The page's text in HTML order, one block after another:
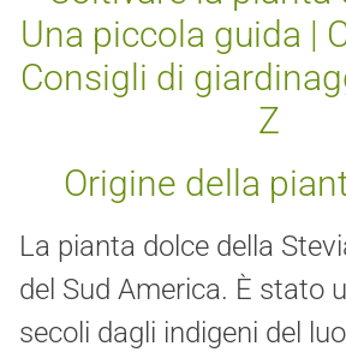
Una piccola guida |
Consigli di
Z
Origine della
La pianta dolce della
del Sud America. È stato
secoli dagli indigeni del